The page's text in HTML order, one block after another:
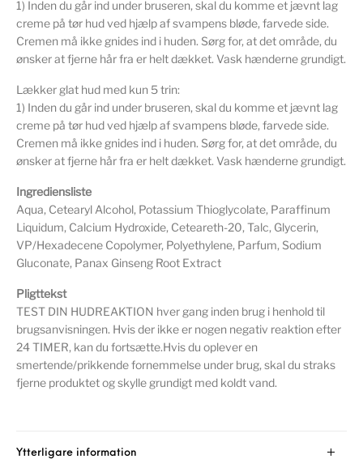
1) Inden du går ind under bruseren, skal du komme et jævnt lag
creme på tør hud ved hjælp af svampens bløde, farvede side.
Cremen må ikke gnides ind i huden. Sørg for, at det område, du
ønsker at fjerne hår fra er helt dækket. Vask hænderne grundigt.
Lækker glat hud med kun 5 trin:
1) Inden du går ind under bruseren, skal du komme et jævnt lag
creme på tør hud ved hjælp af svampens bløde, farvede side.
Cremen må ikke gnides ind i huden. Sørg for, at det område, du
ønsker at fjerne hår fra er helt dækket. Vask hænderne grundigt.
Ingrediensliste
Aqua, Cetearyl Alcohol, Potassium Thioglycolate, Paraffinum
Liquidum, Calcium Hydroxide, Ceteareth-20, Talc, Glycerin,
VP/Hexadecene Copolymer, Polyethylene, Parfum, Sodium
Gluconate, Panax Ginseng Root Extract
Pligttekst
TEST DIN HUDREAKTION hver gang inden brug i henhold til
brugsanvisningen. Hvis der ikke er nogen negativ reaktion efter
24 TIMER, kan du fortsætte.Hvis du oplever en
smertende/prikkende fornemmelse under brug, skal du straks
fjerne produktet og skylle grundigt med koldt vand.
Ytterligare information